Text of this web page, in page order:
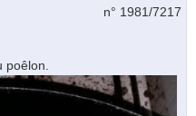
n° 1981/7217
poêlon.